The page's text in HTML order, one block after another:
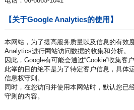
【关于Google Analytics的使用】
本网站，为了提高服务质量以及信息的有效
Analytics进行网站访问数据的收集和分析。
因此，Google有可能会通过“Cookie”收集客
此举的目的绝不是为了特定客户信息，具体
信息权守则。
同时，在您访问并使用本网站时，默认您已
守则的内容。